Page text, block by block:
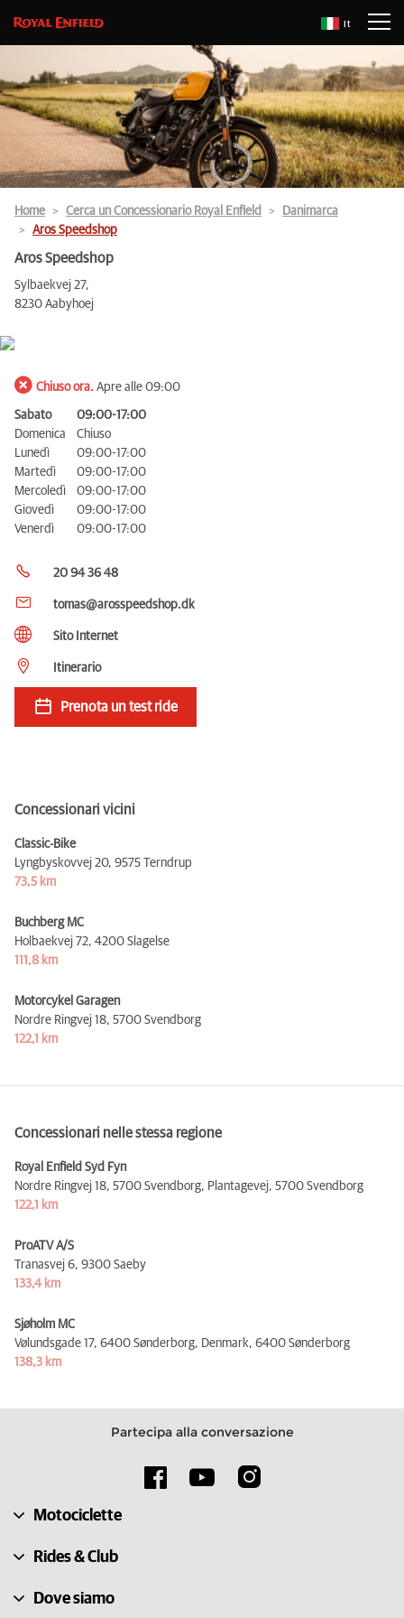
It
Home Cerca un Concessionario Royal Enfield
Danimarca
Aros Speedshop
Aros Speedshop
Sylbaekvej 27,
8230 Aabyhoej
Chiuso ora. Apre alle 09:00
Sabato
09:00-17:00
Domenica
Chiuso
Lunedì
09:00-17:00
Martedì
09:00-17:00
Mercoledì
09:00-17:00
Giovedì
09:00-17:00
Venerdì
09:00-17:00
20 94 36 48
tomas@arosspeedshop.dk
Sito Internet
Itinerario
Prenota un test ride
Concessionari vicini
Classic-Bike
Lyngbyskovvej 20, 9575 Terndrup
73,5 km
Buchberg MC
Holbaekvej 72, 4200 Slagelse
111,8 km
Motorcykel Garagen
Nordre Ringvej 18, 5700 Svendborg
122,1 km
Concessionari nelle stessa regione
Royal Enfield Syd Fyn
Nordre Ringvej 18, 5700 Svendborg, Plantagevej, 5700 Svendborg
122,1 km
ProATV A/S
Tranasvej 6, 9300 Saeby
133,4 km
Sjøholm MC
Vølundsgade 17, 6400 Sønderborg, Denmark, 6400 Sønderborg
138,3 km
Partecipa alla conversazione
Motociclette
Rides & Club
Dove siamo